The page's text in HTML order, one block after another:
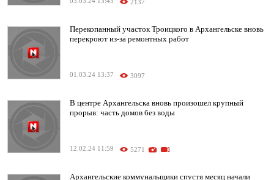
2137
Перекопанный участок Троицкого в Архангельске вновь
перекроют из-за ремонтных работ
01.03.24 13:37 3097
В центре Архангельска вновь произошел крупный
прорыв: часть домов без воды
12.02.24 11:59 5271
Архангельские коммунальщики спустя месяц начали